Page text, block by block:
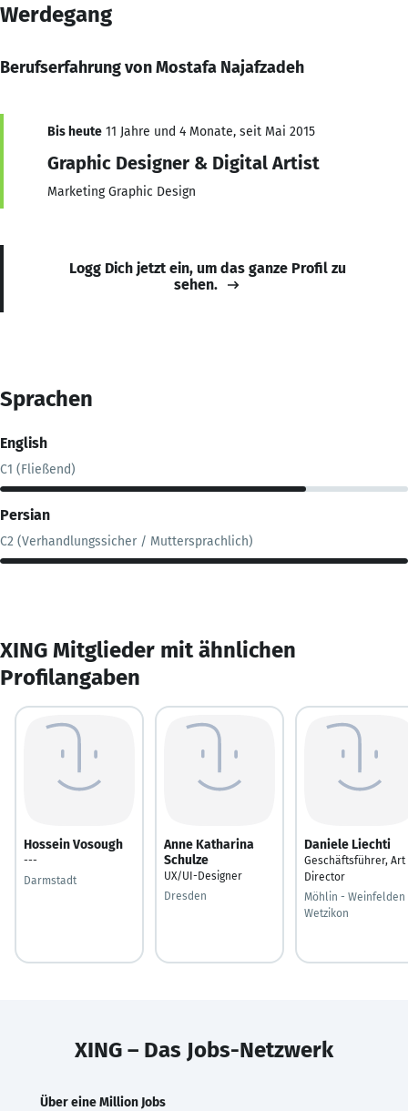
Werdegang
Berufserfahrung von Mostafa Najafzadeh
Bis heute 11 Jahre und 4 Monate, seit Mai 2015
Graphic Designer & Digital Artist
Marketing Graphic Design
Logg Dich jetzt ein, um das ganze Profil zu
sehen.
Sprachen
English
C1 (Fließend)
Persian
C2 (Verhandlungssicher / Muttersprachlich)
XING Mitglieder mit ähnlichen
Profilangaben
Hossein Vosough
---
Darmstadt
Anne Katharina
Schulze
UX/UI-Designer
Dresden
Daniele Liechti
Geschäftsführer, Art
Director
Möhlin - Weinfelden
Wetzikon
XING – Das Jobs-Netzwerk
Über eine Million Jobs